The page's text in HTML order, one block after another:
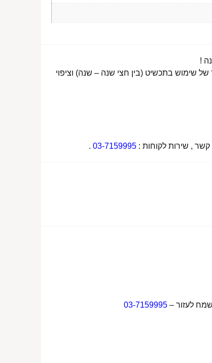
שימוש בתכשיט (בין חצי שנה – שנה) וציפוי
, שירות לקוחות : 03-7159995
.
לעזור – 03-7159995